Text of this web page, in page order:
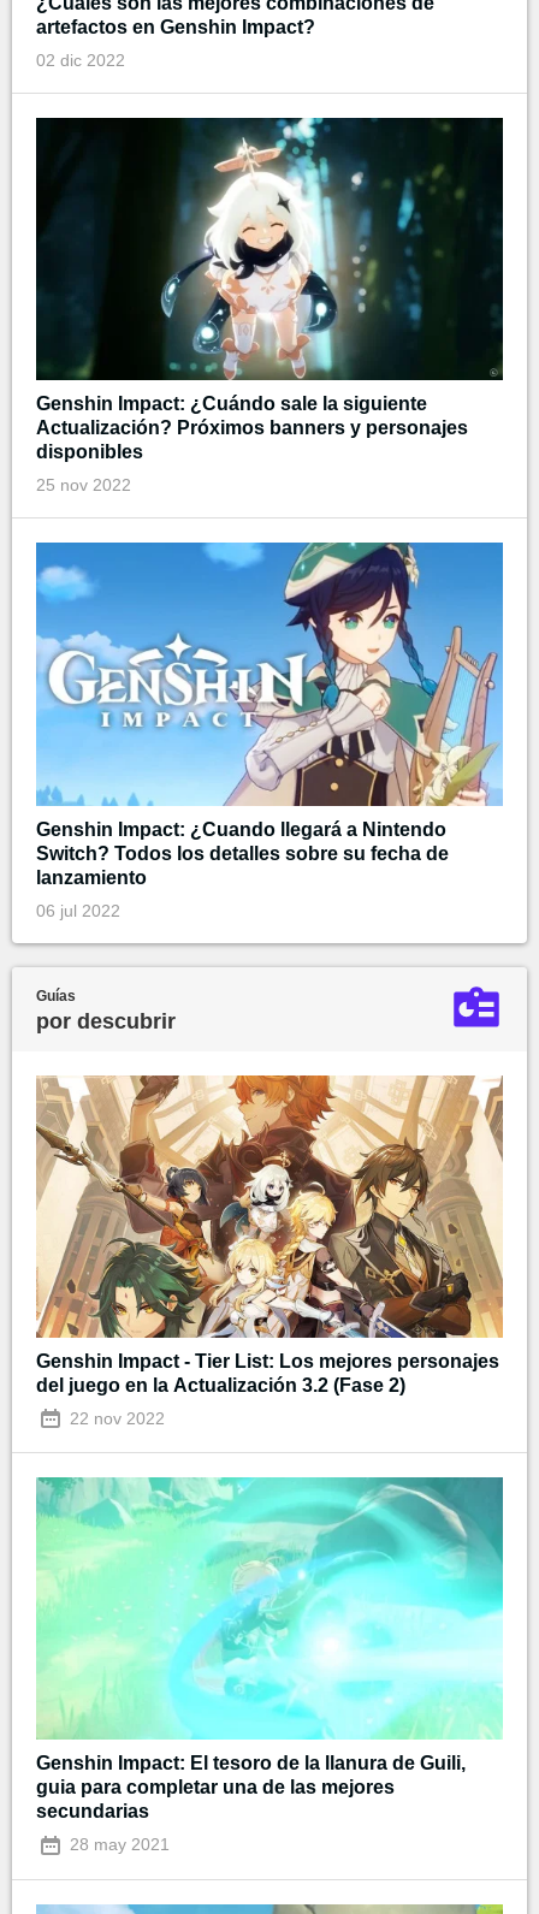
artefactos en Genshin Impact?
02 dic 2022
Genshin Impact: ¿Cuándo sale la siguiente
Actualización? Próximos banners y personajes
disponibles
25 nov 2022
Genshin Impact: ¿Cuando llegará a Nintendo
Switch? Todos los detalles sobre su fecha de
lanzamiento
06 jul 2022
Guías
por descubrir
Genshin Impact - Tier List: Los mejores personajes
del juego en la Actualización 3.2 (Fase 2)
22 nov 2022
Genshin Impact: El tesoro de la llanura de Guili,
guia para completar una de las mejores
secundarias
28 may 2021